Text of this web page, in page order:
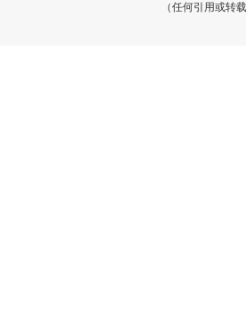
（任何引用或转